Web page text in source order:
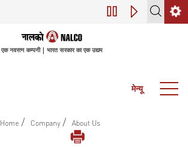
डिजिटल परिवर्तन
एक नवरत्न कम्पनी | भारत सरकार का एक उद्यम
मेन्यू
Home / Company / About Us